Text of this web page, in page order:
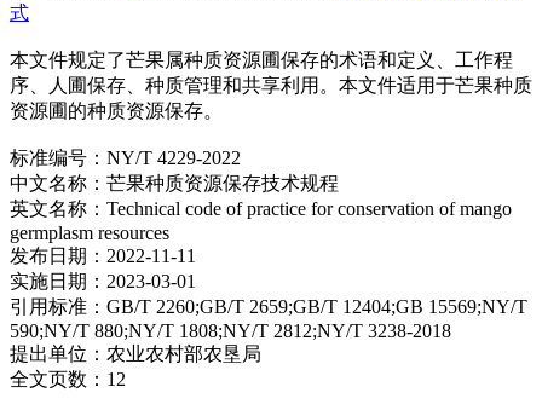
式
本文件规定了芒果属种质资源圃保存的术语和定义、工作程
序、人圃保存、种质管理和共享利用。本文件适用于芒果种质
资源圃的种质资源保存。
标准编号：NY/T 4229-2022
中文名称：芒果种质资源保存技术规程
英文名称：Technical code of practice for conservation of mango
germplasm resources
发布日期：2022-11-11
实施日期：2023-03-01
引用标准：GB/T 2260;GB/T 2659;GB/T 12404;GB 15569;NY/T
590;NY/T 880;NY/T 1808;NY/T 2812;NY/T 3238-2018
提出单位：农业农村部农垦局
全文页数：12